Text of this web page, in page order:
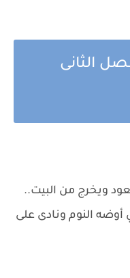
الثانى
ويخرج من البيت..
النوم ونادى على